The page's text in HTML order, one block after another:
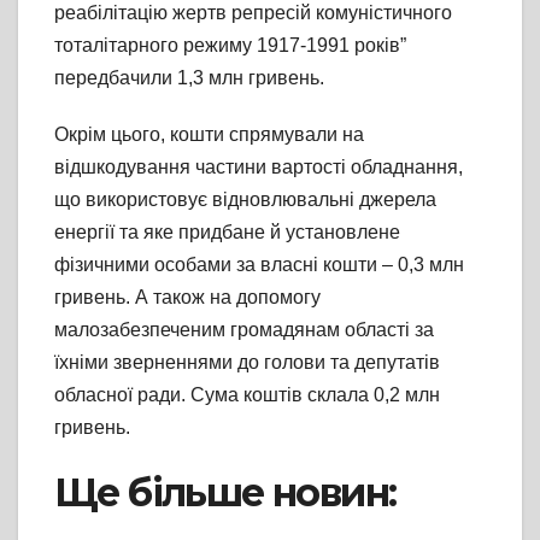
реабілітацію жертв репресій комуністичного
тоталітарного режиму 1917-1991 років”
передбачили 1,3 млн гривень.
Окрім цього, кошти спрямували на
відшкодування частини вартості обладнання,
що використовує відновлювальні джерела
енергії та яке придбане й установлене
фізичними особами за власні кошти – 0,3 млн
гривень. А також на допомогу
малозабезпеченим громадянам області за
їхніми зверненнями до голови та депутатів
обласної ради. Сума коштів склала 0,2 млн
гривень.
Ще більше новин: